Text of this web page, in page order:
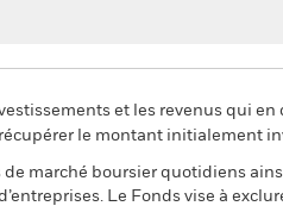
et les revenus qui
le montant initialement
marché boursier quotidiens
Le Fonds vise à